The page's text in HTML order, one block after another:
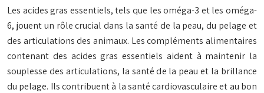
Les acides gras essentiels, tels que les oméga-3 et les oméga-
6, jouent un rôle crucial dans la santé de la peau, du pelage et
des articulations des animaux. Les compléments alimentaires
contenant des acides gras essentiels aident à maintenir la
souplesse des articulations, la santé de la peau et la brillance
du pelage. Ils contribuent à la santé cardiovasculaire et au bon